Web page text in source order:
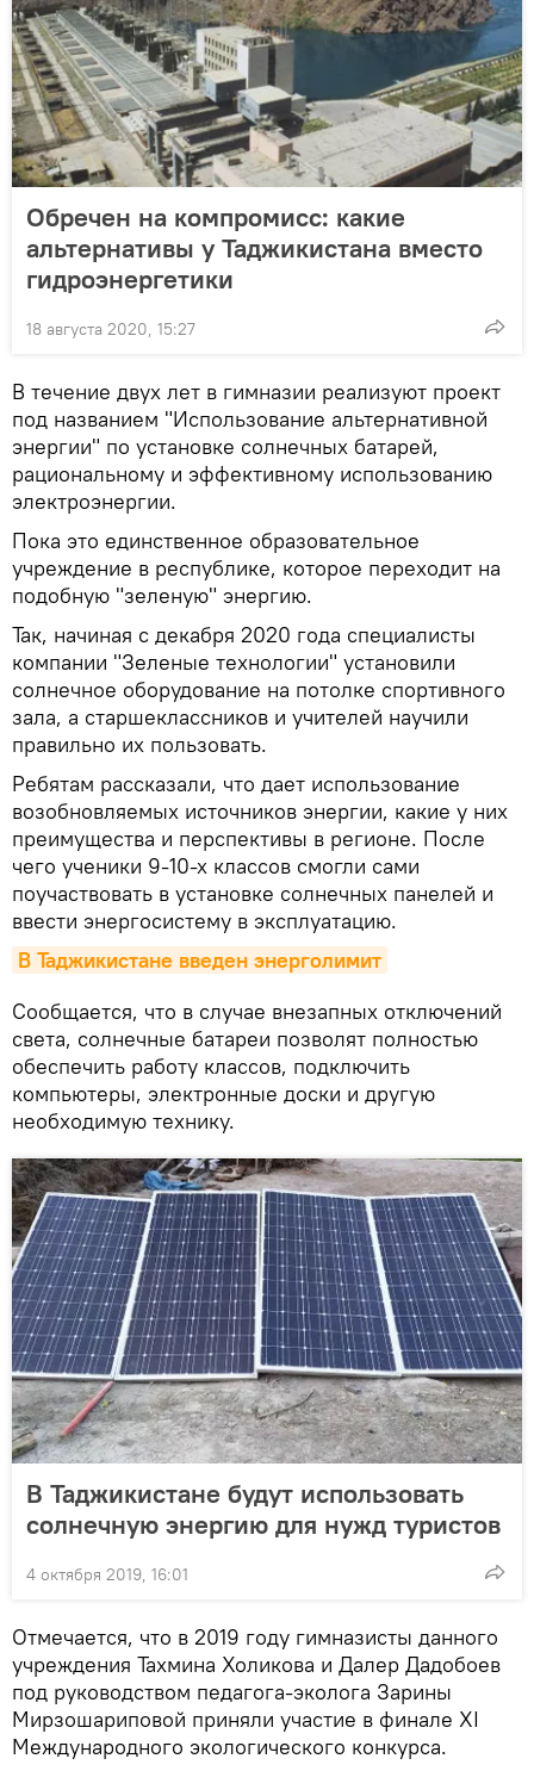
Обречен на компромисс: какие
альтернативы у Таджикистана вместо
гидроэнергетики
18 августа 2020, 15:27
В течение двух лет в гимназии реализуют проект
под названием "Использование альтернативной
энергии" по установке солнечных батарей,
рациональному и эффективному использованию
электроэнергии.
Пока это единственное образовательное
учреждение в республике, которое переходит на
подобную "зеленую" энергию.
Так, начиная с декабря 2020 года специалисты
компании "Зеленые технологии" установили
солнечное оборудование на потолке спортивного
зала, а старшеклассников и учителей научили
правильно их пользовать.
Ребятам рассказали, что дает использование
возобновляемых источников энергии, какие у них
преимущества и перспективы в регионе. После
чего ученики 9-10-х классов смогли сами
поучаствовать в установке солнечных панелей и
ввести энергосистему в эксплуатацию.
В Таджикистане введен энерголимит
Сообщается, что в случае внезапных отключений
света, солнечные батареи позволят полностью
обеспечить работу классов, подключить
компьютеры, электронные доски и другую
необходимую технику.
В Таджикистане будут использовать
солнечную энергию для нужд туристов
4 октября 2019, 16:01
Отмечается, что в 2019 году гимназисты данного
учреждения Тахмина Холикова и Далер Дадобоев
под руководством педагога-эколога Зарины
Мирзошариповой приняли участие в финале XI
Международного экологического конкурса.